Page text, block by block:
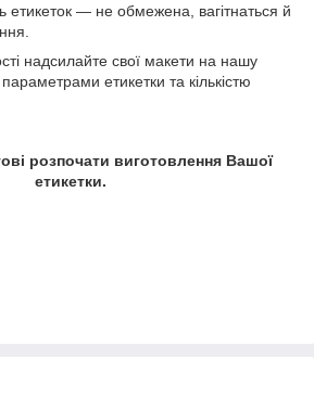
етикеток — не обмежена, вагітнаться й
надсилайте свої макети на нашу
етикетки та кількістю
розпочати виготовлення Вашої
етикетки.